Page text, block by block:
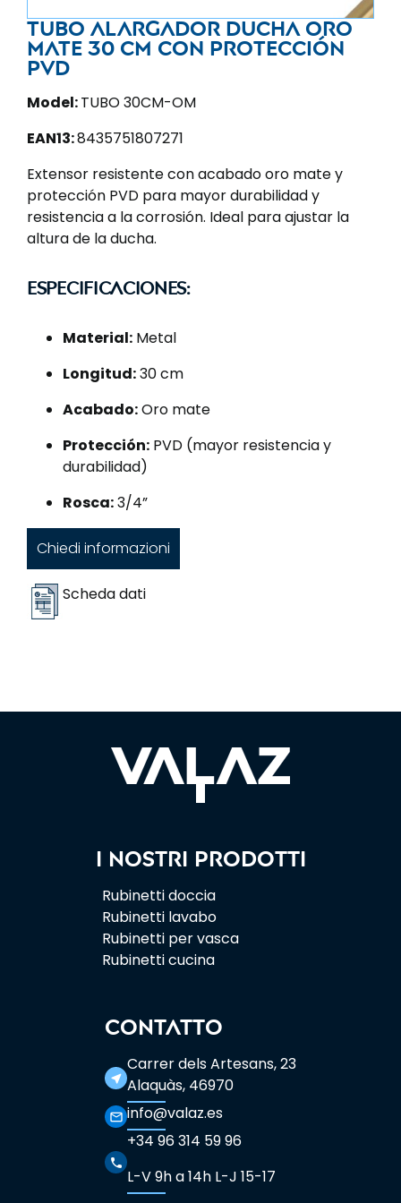
Tubo alargador ducha oro
mate 30 cm con protección
PVD
Model:TUBO 30CM-OM
EAN13:8435751807271
Extensor resistente con acabado oro mate y
protección PVD para mayor durabilidad y
resistencia a la corrosión. Ideal para ajustar la
altura de la ducha.
Especificaciones:
Material: Metal
Longitud:30 cm
Acabado:Oro mate
Protección: PVD (mayor resistencia y
durabilidad)
Rosca:3/4”
Chiedi informazioni
Scheda dati
I nostri prodotti
Rubinetti doccia
Rubinetti lavabo
Rubinetti per vasca
Rubinetti cucina
CONTATTO
near_me
Carrer dels Artesans, 23
Alaquàs, 46970
mail_outline info@valaz.es
phone
+34 96 314 59 96
L-V 9h a 14h L-J 15-17